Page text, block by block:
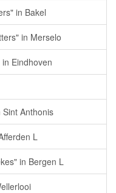
in Bakel
in Merselo
Eindhoven
Anthonis
L
in Bergen L